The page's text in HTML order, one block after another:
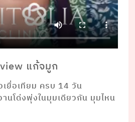
แก้จมูก
ยื่อเทียม ครบ 14 วัน
นโด่งพุ่งในมุมเดียวกัน มุมไหน